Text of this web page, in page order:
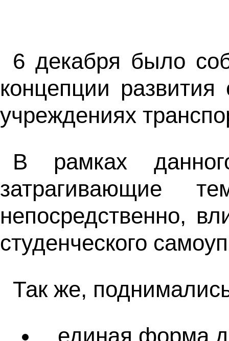
6 декабря было
концепции развития
учреждениях
В рамках
затрагивающие
непосредственно,
студенческого
Так же,
единая форма